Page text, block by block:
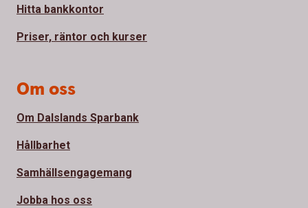
Hitta bankkontor
Priser, räntor och kurser
Om oss
Om Dalslands Sparbank
Hållbarhet
Samhällsengagemang
Jobba hos oss